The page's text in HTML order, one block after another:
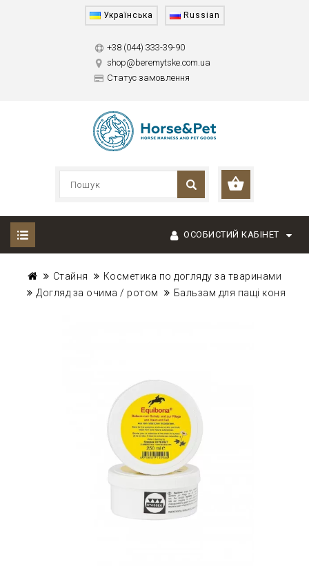
Українська Russian
+38 (044) 333-39-90
shop@beremytske.com.ua
Статус замовлення
ОСОБИСТИЙ КАБІНЕТ
Стайня
Косметика по догляду за тваринами
Догляд за очима / ротом
Бальзам для пащі коня